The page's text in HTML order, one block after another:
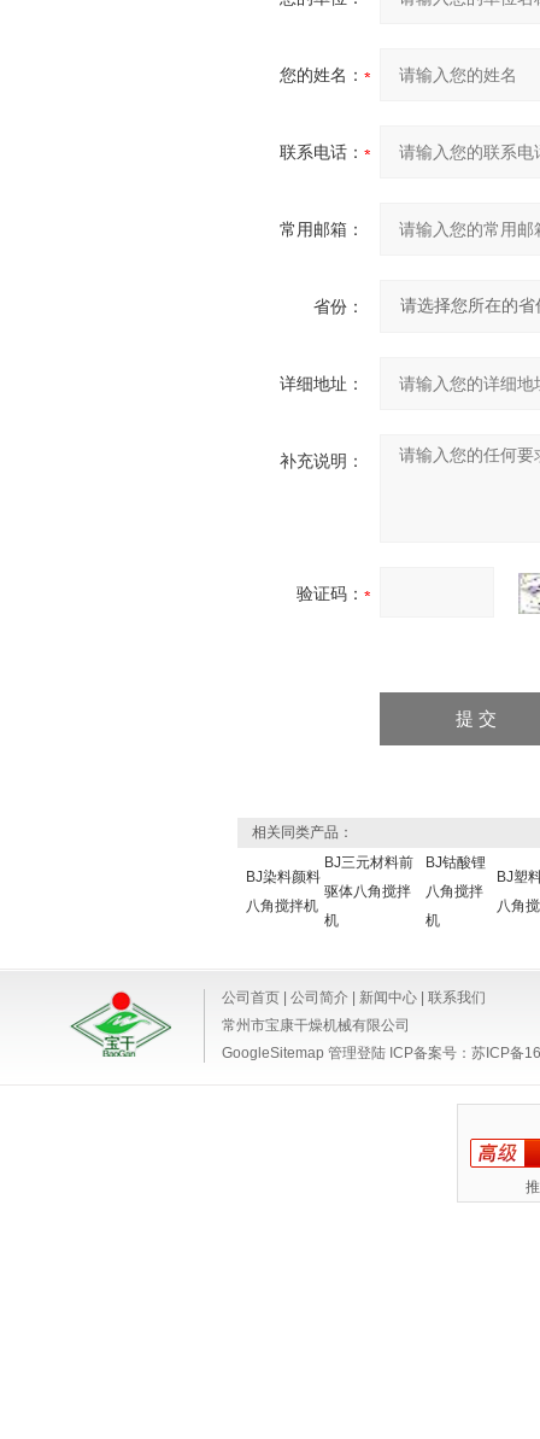
您的姓名：
联系电话：
常用邮箱：
省份：
详细地址：
补充说明：
验证码：
相关同类产品：
BJ染料颜料
八角搅拌机
BJ三元材料前
驱体八角搅拌
机
BJ钴酸锂
八角搅拌
机
BJ塑
八角
公司首页 公司简介 新闻中心
联系我们
常州市宝康干燥机械有限公司
GoogleSitemap 管理登陆 ICP备案号： 苏ICP备